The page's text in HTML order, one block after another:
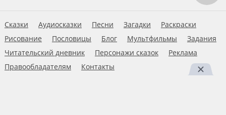
Сказки Аудиосказки Песни Загадки
Раскраски
Рисование
Пословицы Блог Мультфильмы
Задания
Читательский дневник
Персонажи сказок
Реклама
Правообладателям
Контакты